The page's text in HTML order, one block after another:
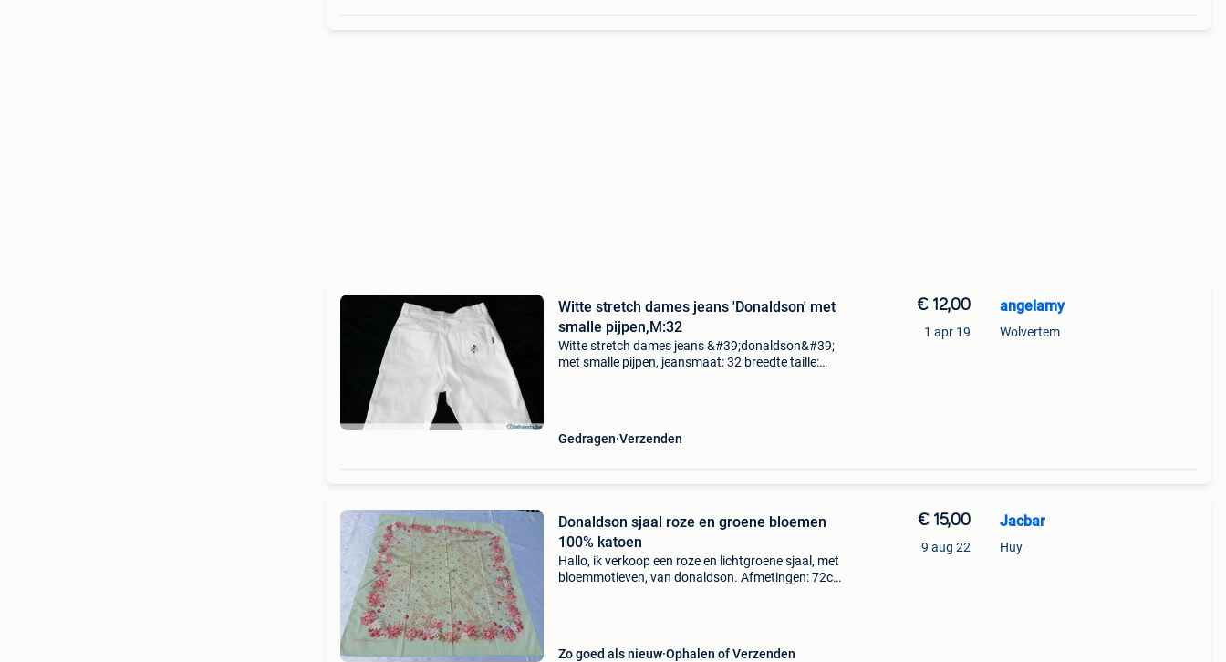
Witte stretch dames jeans 'Donaldson' met
smalle pijpen,M:32
Witte stretch dames jeans &#39;donaldson&#39;
met smalle pijpen, jeansmaat: 32 breedte taille:
Gedragen Verzenden
€ 12,00
1 apr 19
angelamy
Wolvertem
Donaldson sjaal roze en groene bloemen
100% katoen
Hallo, ik verkoop een roze en lichtgroene sjaal, met
bloemmotieven, van donaldson. Afmetingen: 72cm
Zo goed als nieuw Ophalen of Verzenden
€ 15,00
9 aug 22
Jacbar
Huy